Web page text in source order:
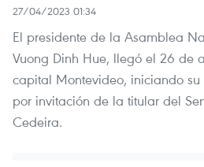
27/04/2023 01:34
El presidente de la Asamblea
Vuong Dinh Hue, llegó el 26 de
capital Montevideo, iniciando
por invitación de la titular del
Cedeira.